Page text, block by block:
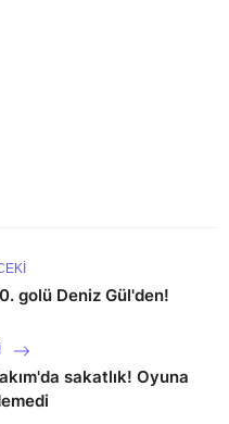
golü Deniz Gül'den!
sakatlık! Oyuna